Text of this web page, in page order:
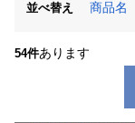
並べ替え 商品名
54件あります